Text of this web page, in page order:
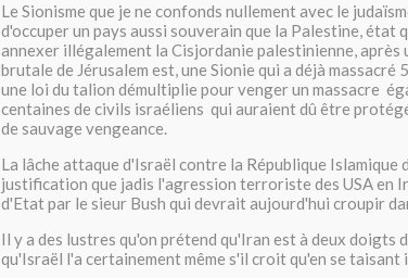
Le Sionisme que je ne confonds nullement avec le
d'occuper un pays aussi souverain que la Palestine, état
annexer illégalement la Cisjordanie palestinienne,
brutale de Jérusalem est, une Sionie qui a déjà
une loi du talion démultiplie pour venger un massacre
centaines de civils israéliens qui auraient dû être
de sauvage vengeance.
La lâche attaque d'Israël contre la République Islamique
justification que jadis l'agression terroriste des USA en
d'Etat par le sieur Bush qui devrait aujourd'hui croupir
Il y a des lustres qu'on prétend qu'Iran est à deux doigts
qu'Israël l'a certainement même s'il croit qu'en se taisant